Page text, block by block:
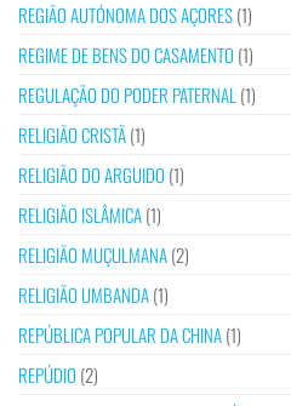
REGIÃO AUTÓNOMA DOS AÇORES(1)
REGIME DE BENS DO CASAMENTO (1)
REGULAÇÃO DO PODER PATERNAL (1)
RELIGIÃO CRISTÃ(1)
RELIGIÃO DO ARGUIDO (1)
RELIGIÃO ISLÂMICA(1)
RELIGIÃO MUÇULMANA(2)
RELIGIÃO UMBANDA(1)
REPÚBLICA POPULAR DA CHINA(1)
REPÚDIO (2)